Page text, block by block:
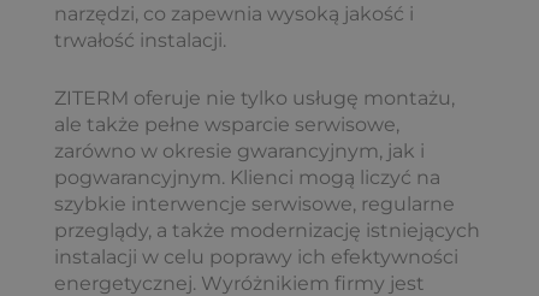
narzędzi, co zapewnia wysoką jakość i
trwałość instalacji.
ZITERM oferuje nie tylko usługę montażu,
ale także pełne wsparcie serwisowe,
zarówno w okresie gwarancyjnym, jak i
pogwarancyjnym. Klienci mogą liczyć na
szybkie interwencje serwisowe, regularne
przeglądy, a także modernizację istniejących
instalacji w celu poprawy ich efektywności
energetycznej. Wyróżnikiem firmy jest